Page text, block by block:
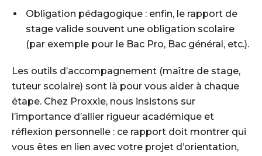
Obligation pédagogique : enfin, le rapport de
stage valide souvent une obligation scolaire
(par exemple pour le Bac Pro, Bac général, etc.).
Les outils d’accompagnement (maître de stage,
tuteur scolaire) sont là pour vous aider à chaque
étape. Chez Proxxie, nous insistons sur
l’importance d’allier rigueur académique et
réflexion personnelle : ce rapport doit montrer qui
vous êtes en lien avec votre projet d’orientation,